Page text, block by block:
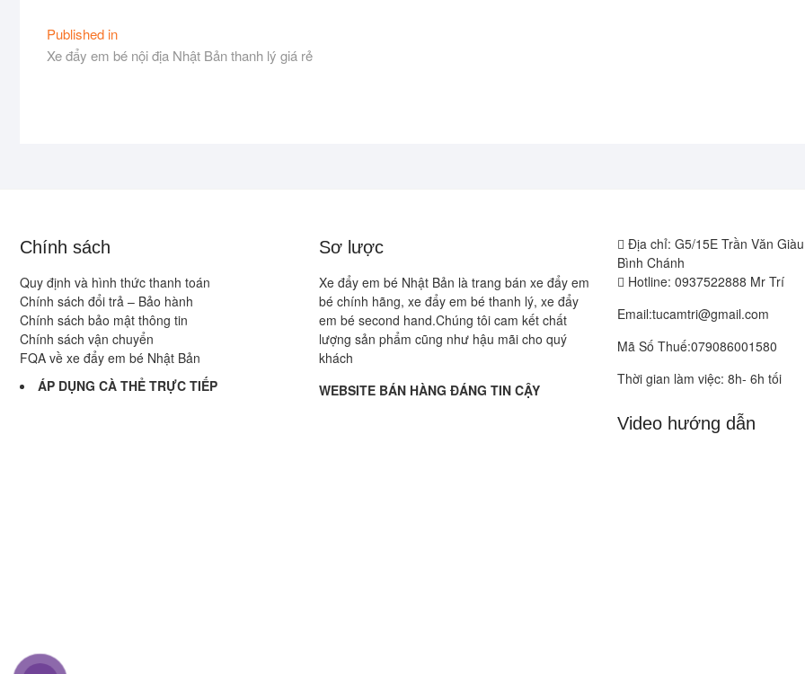
Điều
hướng
Published in
Xe đẩy em bé nội địa Nhật Bản thanh lý giá rẻ
Chính sách
Quy định và hình thức thanh toán
Chính sách đổi trả – Bảo hành
Chính sách bảo mật thông tin
Chính sách vận chuyển
FQA về xe đẩy em bé Nhật Bản
ÁP DỤNG CÀ THẺ TRỰC TIẾP
Sơ lược
Xe đẩy em bé Nhật Bản là trang bán xe đẩy em
bé chính hãng, xe đẩy em bé thanh lý, xe đẩy
em bé second hand.Chúng tôi cam kết chất
lượng sản phẩm cũng như hậu mãi cho quý
khách
WEBSITE BÁN HÀNG ĐÁNG TIN CẬY
Địa chỉ: G5/15E Trần Văn
Bình Chánh
Hotline: 0937522888 Mr Trí
Email:tucamtri@gmail.com
Mã Số Thuế:079086001580
Thời gian làm việc: 8h- 6h tối
Video hướng dẫn